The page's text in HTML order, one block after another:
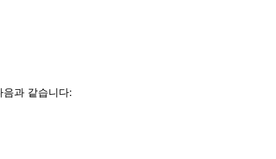
과 같습니다: